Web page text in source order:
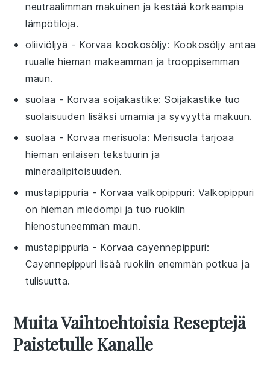
neutraalimman makuinen ja kestää korkeampia
lämpötiloja.
oliiviöljyä - Korvaa kookosöljy: Kookosöljy antaa
ruualle hieman makeamman ja trooppisemman
maun.
suolaa - Korvaasoijakastike: Soijakastike tuo
suolaisuuden lisäksi umamia ja syvyyttä makuun.
suolaa - Korvaamerisuola: Merisuola tarjoaa
hieman erilaisen tekstuurin ja
mineraalipitoisuuden.
mustapippuria - Korvaa valkopippuri: Valkopippuri
on hieman miedompi ja tuo ruokiin
hienostuneemman maun.
mustapippuria - Korvaa cayennepippuri:
Cayennepippuri lisää ruokiin enemmän potkua ja
tulisuutta.
Muita Vaihtoehtoisia Reseptejä
Paistetulle Kanalle